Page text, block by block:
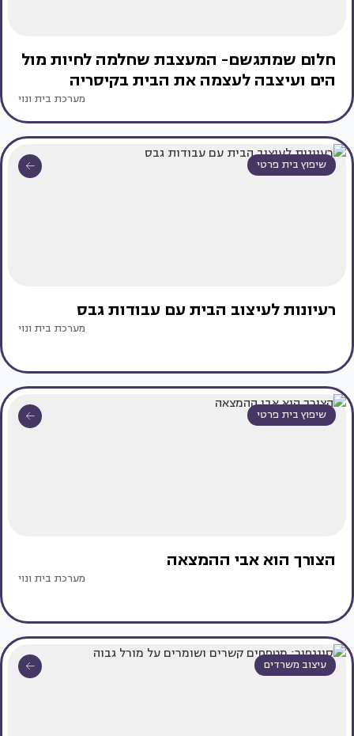
חלום שמתגשם- המעצבת שחלמה לחיות מול
הים ועיצבה לעצמה את הבית בקיסריה
מערכת בית ונוי
שיפוץ בית פרטי
רעיונות לעיצוב הבית עם עבודות גבס
מערכת בית ונוי
שיפוץ בית פרטי
הצורך הוא אבי ההמצאה
מערכת בית ונוי
עיצוב משרדים